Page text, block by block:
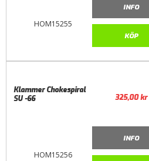
HOM15255
INFO
KÖP
HOM15256
Klammer Chokespiral
SU -66
325,00kr
INFO